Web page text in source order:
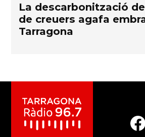
La descarbonització
de creuers agafa
Tarragona